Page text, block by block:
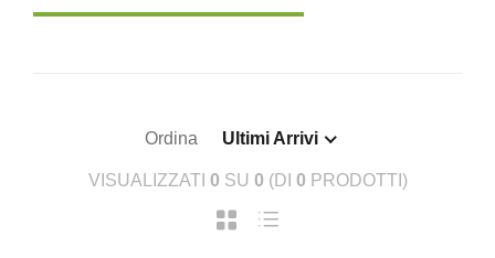
Ordina Ultimi Arrivi
VISUALIZZATI 0 SU 0 (DI 0 PRODOTTI)